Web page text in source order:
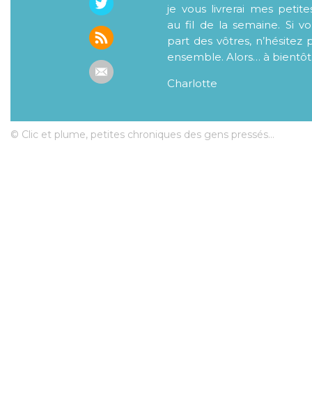
je vous livrerai mes
au fil de la semaine. Si
part des vôtres, n’hésitez
ensemble. Alors… à bientôt
Charlotte
© Clic et plume, petites chroniques des gens pressés...